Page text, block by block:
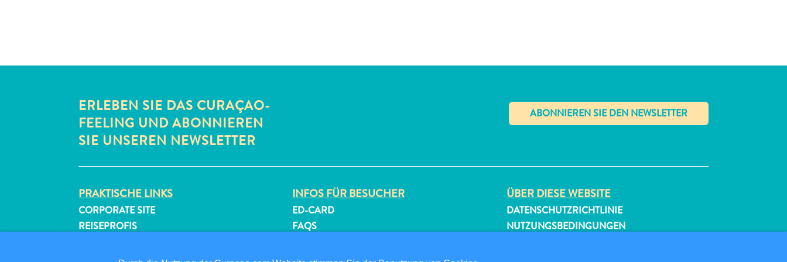
ERLEBEN SIE DAS CURAÇAO-
FEELING UND ABONNIEREN
SIE UNSEREN NEWSLETTER
✕
PRAKTISCHE LINKS
CORPORATE SITE
REISEPROFIS
IHR EVENT EINREICHEN
INFOS FÜR BESUCHER
ED-CARD
FAQS
EVENTS
ÜBER DIESE WEBSITE
DATENSCHUTZRICHTLINIE
NUTZUNGSBEDINGUNGEN